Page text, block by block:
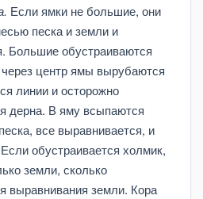
Если ямки не большие, они
песка и земли и
Большие обустраиваются
центр ямы вырубаются
линии и осторожно
дерна. В яму всыпаются
все выравнивается, и
обустраивается холмик,
земли, сколько
выравнивания земли. Кора